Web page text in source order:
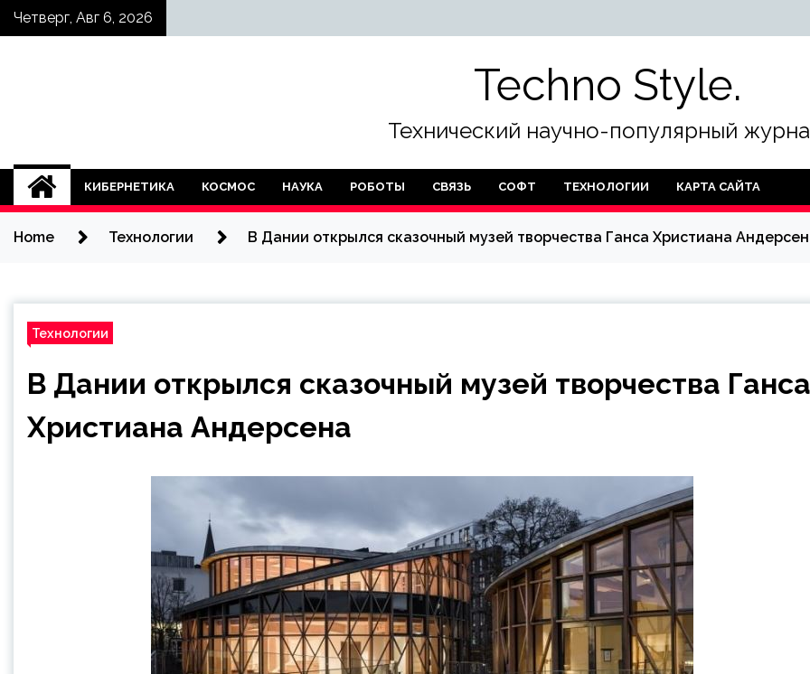
SkipЧетверг, Авг 6, 2026
Techno Style.
Технический научно-популярный
КИБЕРНЕТИКА КОСМОС НАУКА РОБОТЫ СВЯЗЬ СОФТ ТЕХНОЛОГИИ КАРТА САЙТА
Home Технологии В Дании открылся сказочный музей творчества Ганса Христиана
Технологии
В Дании открылся сказочный музей творчества Ганса
Христиана Андерсена